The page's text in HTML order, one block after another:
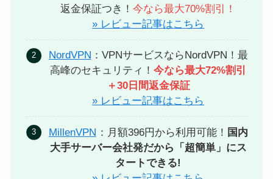
返金保証つき！今なら最大70%割引！
» レビュー記事はこちら
NordVPN ：VPNサービスならNordVPN！最
高峰のセキュリティ！今なら最大72%割引
＋30日間返金保証
» レビュー記事はこちら
MillenVPN ：月額396円から利用可能！ 国内
大手サーバー会社発だから「超簡単」にス
タートできる!